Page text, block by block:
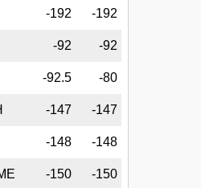
-192 -192
-92 -92
-92.5 -80
-147 -147
-148 -148
-150 -150